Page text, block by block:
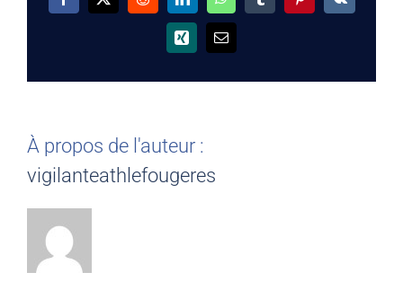
Facebook
X RedditLinkedInWhatsAppTumblrPinterest
Vk
Xing Email
À propos de l'auteur :
vigilanteathlefougeres